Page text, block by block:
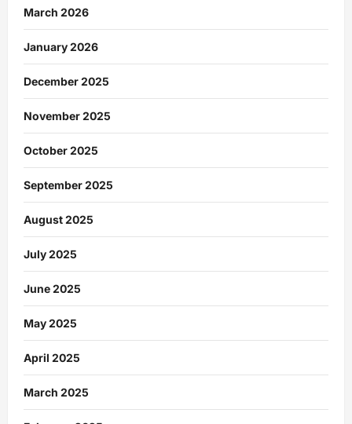
March 2026
January 2026
December 2025
November 2025
October 2025
September 2025
August 2025
July 2025
June 2025
May 2025
April 2025
March 2025